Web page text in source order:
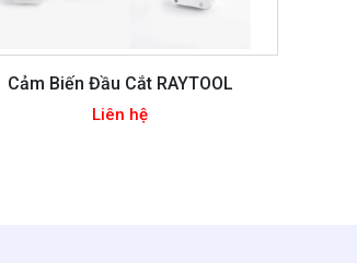
Cảm Biến Đầu Cắt RAYTOOL
Liên hệ